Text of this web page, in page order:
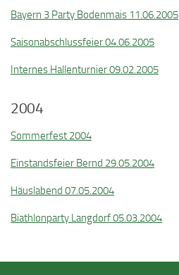
Bayern 3 Party Bodenmais 11.06.2005
Saisonabschlussfeier 04.06.2005
Internes Hallenturnier 09.02.2005
2004
Sommerfest 2004
Einstandsfeier Bernd 29.05.2004
Häuslabend 07.05.2004
Biathlonparty Langdorf 05.03.2004